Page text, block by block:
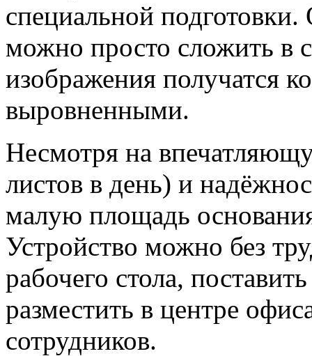
специальной
можно просто сложить в
изображения получатся
выровненными.
Несмотря на
листов в день) и
малую площадь
Устройство можно без
рабочего стола,
разместить в центре
сотрудников.